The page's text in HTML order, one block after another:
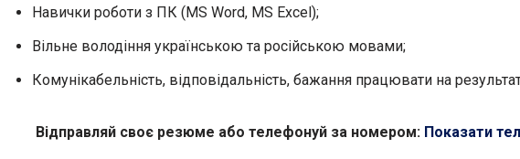
Навички роботи з ПК (MS Word, MS Excel);
Вільне володіння українською та російською мовами;
Комунікабельність, відповідальність, бажання працювати на
Відправляй своє резюме або телефонуй за номером: Показати